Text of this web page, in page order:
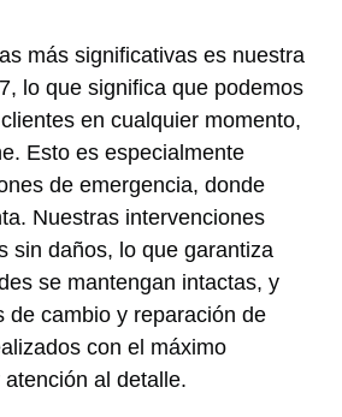
más significativas es nuestra
lo que significa que podemos
en cualquier momento,
Esto es especialmente
de emergencia, donde
Nuestras intervenciones
sin daños, lo que garantiza
se mantengan intactas, y
de cambio y reparación de
con el máximo
al detalle.